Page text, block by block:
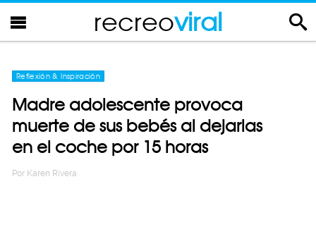
recreoviral
Reflexión & Inspiración
Madre adolescente provoca
muerte de sus bebés al dejarlas
en el coche por 15 horas
Por Karen Rivera